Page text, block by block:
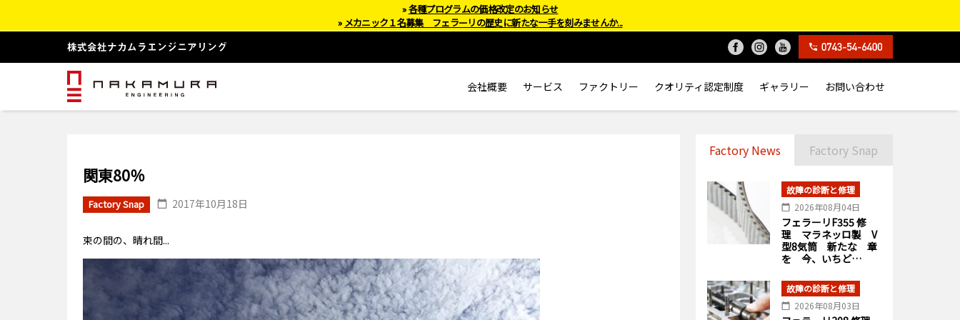
会社概要 サービス ファクトリー クオリティ認定制度 ギャラリー お問い合わせ
関東80％
Factory Snap 2017年10月18日
束の間の、晴れ間...
Factory News Factory Snap
故障の診断と修理
2026年08月04日
フェラーリF355 修
理 マラネッロ製 V
型8気筒 新たな 章
を 今、いちど…
故障の診断と修理
2026年08月03日
»各種プログラムの価格改定のお知らせ
» メカニック１名募集 フェラーリの歴史に新たな一手を刻みませんか...